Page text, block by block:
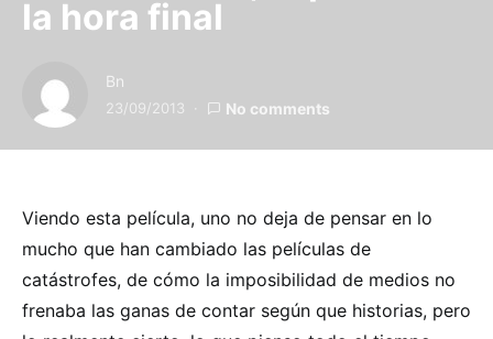
la hora final
Bn
23/09/2013 No comments
Viendo esta película, uno no deja de pensar en lo
mucho que han cambiado las películas de
catástrofes, de cómo la imposibilidad de medios no
frenaba las ganas de contar según que historias, pero